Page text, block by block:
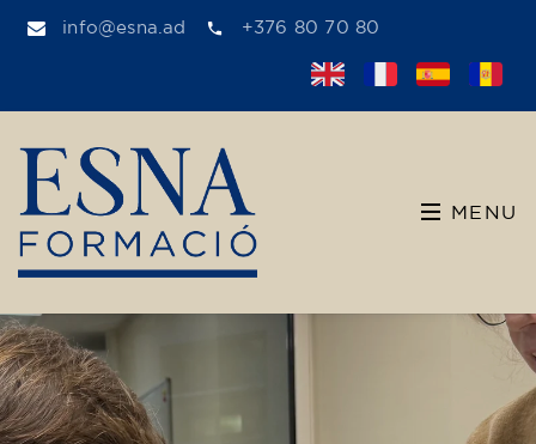
info@esna.ad +376 80 70 80
MENU